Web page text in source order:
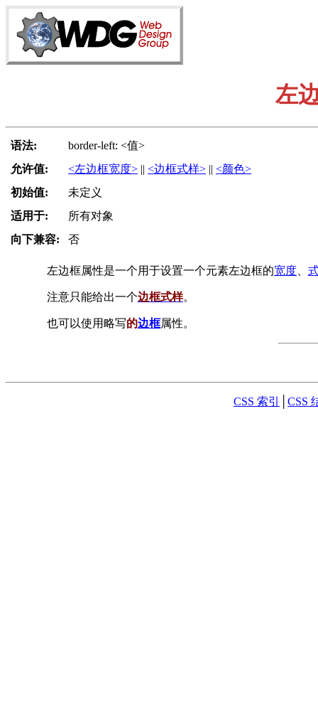
左
语法:
border-left: <值>
允许值:
<左边框宽度> || <边框式样> || <颜色>
初始值:
未定义
适用于:
所有对象
向下兼容:
否
左边框属性是一个用于设置一个元素左边框的宽度、
注意只能给出一个边框式样。
也可以使用略写的边框属性。
CSS 索引 CSS